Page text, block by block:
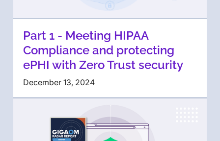
Part 1 - Meeting HIPAA
Compliance and protecting
ePHI with Zero Trust security
December 13, 2024